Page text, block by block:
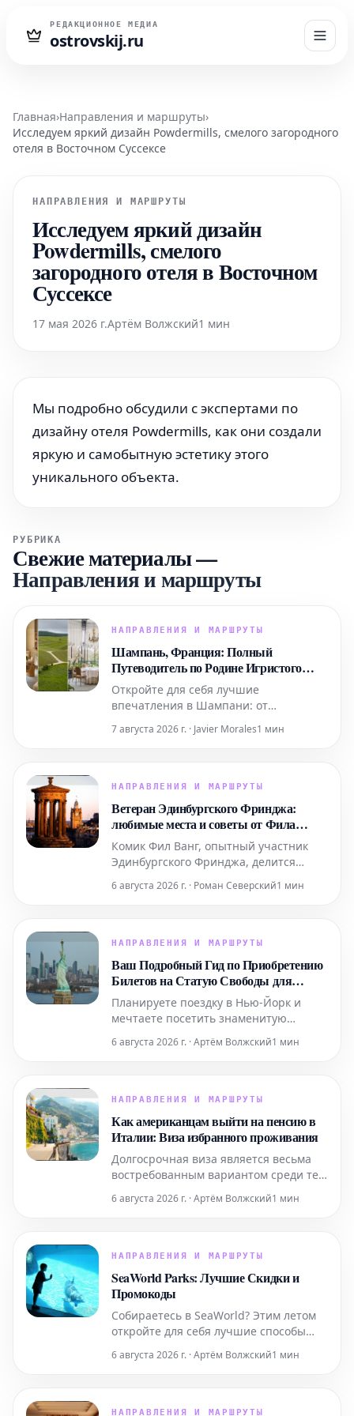
РЕДАКЦИОННОЕ МЕДИА
ostrovskij.ru
Главная›Направления и маршруты›
Исследуем яркий дизайн Powdermills, смелого загородного
отеля в Восточном Суссексе
НАПРАВЛЕНИЯ И МАРШРУТЫ
Исследуем яркий дизайн
Powdermills, смелого
загородного отеля в Восточном
Суссексе
17 мая 2026 г.Артём Волжский1 мин
Мы подробно обсудили с экспертами по
дизайну отеля Powdermills, как они создали
яркую и самобытную эстетику этого
уникального объекта.
РУБРИКА
Свежие материалы—
Направления и маршруты
НАПРАВЛЕНИЯ И МАРШРУТЫ
Шампань, Франция: Полный
Путеводитель по Родине Игристого
Вина
Откройте для себя лучшие
впечатления в Шампани: от
ярких выступлений живого хип-хопа
поесть и комфортно остановиться в
7 августа 2026 г. · Javier Morales1 мин
НАПРАВЛЕНИЯ И МАРШРУТЫ
Ветеран Эдинбургского Фринджа:
любимые места и советы от Фила
Ванга
Комик Фил Ванг, опытный участник
Эдинбургского Фринджа, делится
вкусно поесть и выпить во время
которые еще можно забронировать.
6 августа 2026 г. · Роман Северский1 мин
НАПРАВЛЕНИЯ И МАРШРУТЫ
Ваш Подробный Гид по Приобретению
Билетов на Статую Свободы для
Поездки в Нью-Йорк
Планируете поездку в Нью-Йорк и
мечтаете посетить знаменитую
содержит всю необходимую
максимально эффективно
всемирно известной
достопримечательности. Узнайте, как
забронир
6 августа 2026 г. · Артём Волжский1 мин
НАПРАВЛЕНИЯ И МАРШРУТЫ
Как американцам выйти на пенсию в
Италии: Виза избранного проживания
Долгосрочная виза является весьма
востребованным вариантом среди тех,
постоянное жительство. Ниже
6 августа 2026 г. · Артём Волжский1 мин
НАПРАВЛЕНИЯ И МАРШРУТЫ
SeaWorld Parks: Лучшие Скидки и
Промокоды
Собираетесь в SeaWorld? Этим летом
откройте для себя лучшие способы
временных специальных
для учителей и военнослужащих.
6 августа 2026 г. · Артём Волжский1 мин
НАПРАВЛЕНИЯ И МАРШРУТЫ